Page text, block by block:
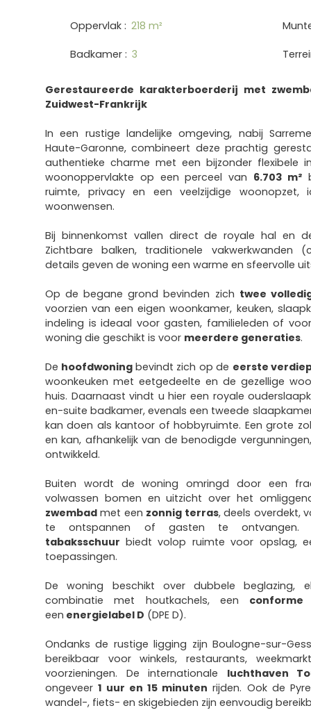
Oppervlak : 218 m²
Badkamer : 3
Gerestaureerde karakterboerderij met
Zuidwest-Frankrijk
In een rustige landelijke omgeving, nabij
Haute-Garonne, combineert deze prachtig
authentieke charme met een bijzonder flexibele
woonoppervlakte op een perceel van 6.703 m²
ruimte, privacy en een veelzijdige woonopzet,
woonwensen.
Bij binnenkomst vallen direct de royale hal en
Zichtbare balken, traditionele vakwerkwanden
details geven de woning een warme en sfeervolle
Op de begane grond bevinden zich twee
voorzien van een eigen woonkamer, keuken,
indeling is ideaal voor gasten, familieleden of
woning die geschikt is voor meerdere generaties.
De hoofdwoning bevindt zich op de eerste
woonkeuken met eetgedeelte en de gezellige
huis. Daarnaast vindt u hier een royale
en-suite badkamer, evenals een tweede
kan doen als kantoor of hobbyruimte. Een grote
en kan, afhankelijk van de benodigde
ontwikkeld.
Buiten wordt de woning omringd door een
volwassen bomen en uitzicht over het
zwembad met een zonnig terras, deels overdekt,
te ontspannen of gasten te ontvangen.
tabaksschuur biedt volop ruimte voor opslag,
toepassingen.
De woning beschikt over dubbele beglazing,
combinatie met houtkachels, een
een energielabel D (DPE D).
Ondanks de rustige ligging zijn Boulogne-sur-
bereikbaar voor winkels, restaurants,
voorzieningen. De internationale luchthaven
ongeveer1 uur en 15 minuten rijden. Ook de
wandel-, fiets- en skigebieden zijn eenvoudig